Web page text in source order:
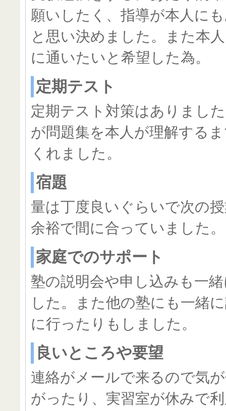
願いしたく、指導が本人に
と思い決めました。また本
に通いたいと希望した為。
定期テスト
定期テスト対策はありまし
が問題集を本人が理解する
くれました。
宿題
量は丁度良いぐらいで次の
余裕で間に合っていました。
家庭でのサポート
塾の説明会や申し込みも一
した。また他の塾にも一緒
に行ったりもしました。
良いところや要望
連絡がメールで来るので気
がったり、実習室が休みで